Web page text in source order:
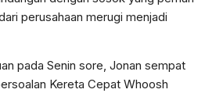
perusahaan merugi menjadi
pada Senin sore, Jonan sempat
Kereta Cepat Whoosh